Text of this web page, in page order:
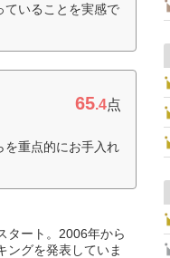
ていることを実感で
65.4点
を重点的にお手入れ
タート。2006年から
ングを発表していま